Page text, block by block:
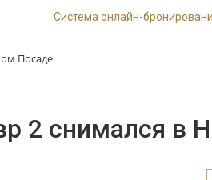
Система онлайн-
Посаде
2 снимался в